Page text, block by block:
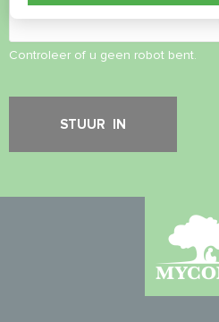
Controleer of u geen robot bent.